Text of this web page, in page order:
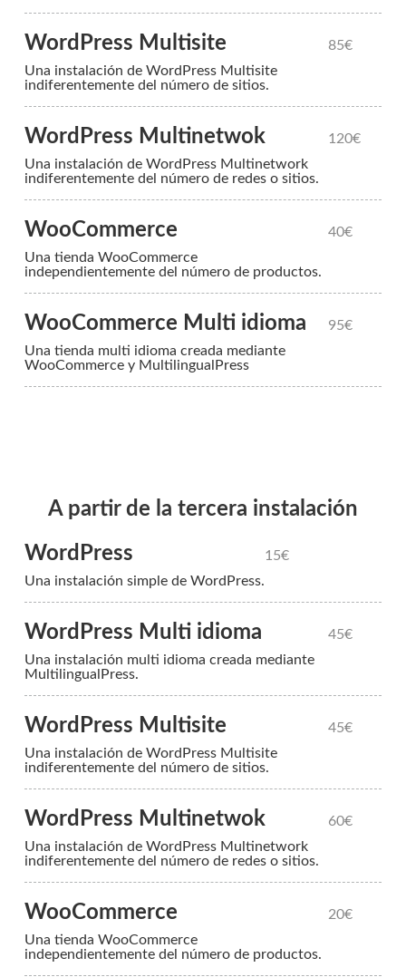
WordPress Multisite
Una instalación de WordPress Multisite
indiferentemente del número de sitios.
85€
WordPress Multinetwok
Una instalación de WordPress Multinetwork
indiferentemente del número de redes o sitios.
120€
WooCommerce
Una tienda WooCommerce
independientemente del número de productos.
40€
WooCommerce Multi idioma
Una tienda multi idioma creada mediante
WooCommerce y MultilingualPress
95€
A partir de la tercera instalación
WordPress
Una instalación simple de WordPress.
15€
WordPress Multi idioma
Una instalación multi idioma creada mediante
MultilingualPress.
45€
WordPress Multisite
Una instalación de WordPress Multisite
indiferentemente del número de sitios.
45€
WordPress Multinetwok
Una instalación de WordPress Multinetwork
indiferentemente del número de redes o sitios.
60€
WooCommerce
Una tienda WooCommerce
independientemente del número de productos.
20€